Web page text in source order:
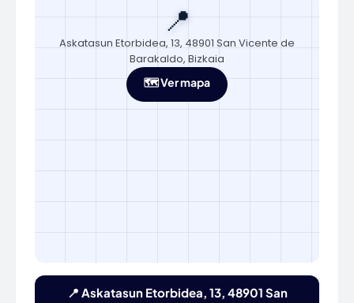
📍
Askatasun Etorbidea, 13, 48901 San Vicente de
Barakaldo, Bizkaia
🗺️ Ver mapa
📍 Askatasun Etorbidea, 13, 48901 San